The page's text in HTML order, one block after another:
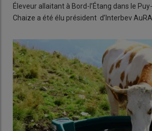
Éleveur allaitant à Bord-l’Étang dans le
Chaize a été élu président d’Interbev